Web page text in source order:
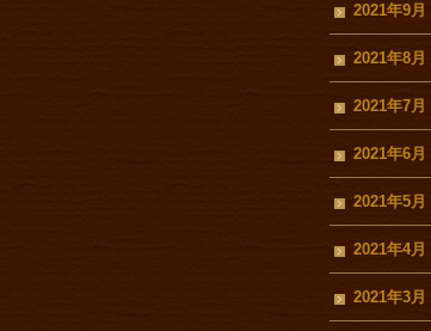
2021年9月
2021年8月
2021年7月
2021年6月
2021年5月
2021年4月
2021年3月